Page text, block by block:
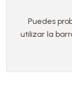
Puedes
utilizar la